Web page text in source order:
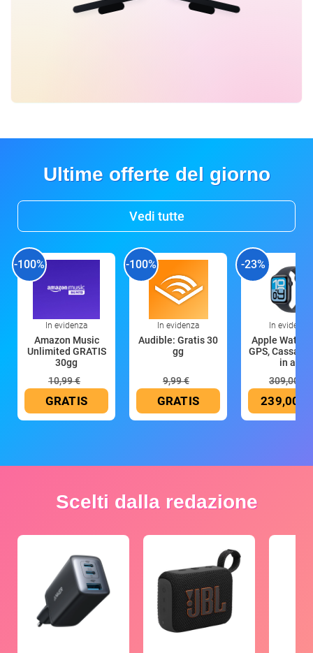
Ultime offerte del giorno
Vedi tutte
-100%
In evidenza
Amazon Music
Unlimited GRATIS
30gg
10,99 €
GRATIS
-100%
In evidenza
Audible: Gratis 30
gg
9,99 €
GRATIS
-23%
In evidenza
Apple Watch
GPS, Cassa
in all
309,00 €
239,00 €
Scelti dalla redazione